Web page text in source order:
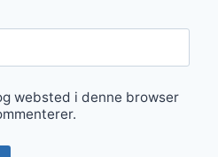
websted i denne browser